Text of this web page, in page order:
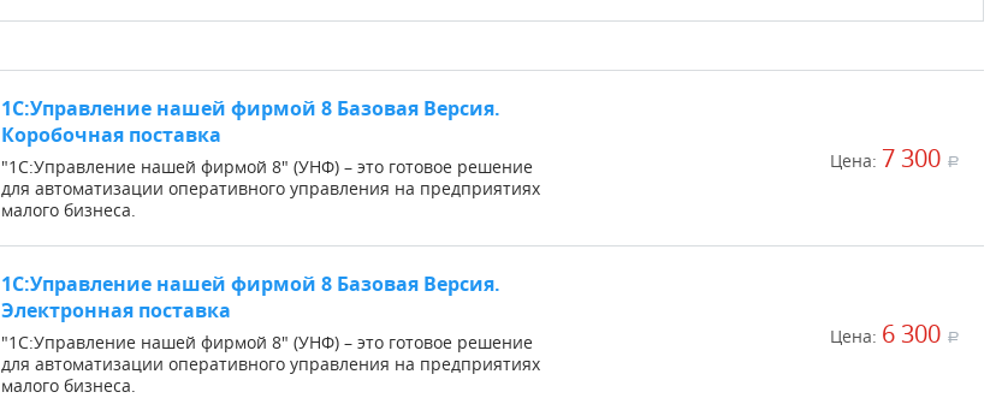
1С:Управление нашей фирмой 8 Базовая Версия.
Коробочная поставка
"1С:Управление нашей фирмой 8" (УНФ) – это готовое решение
для автоматизации оперативного управления на предприятиях
малого бизнеса.
Цена: 7 300 a
1С:Управление нашей фирмой 8 Базовая Версия.
Электронная поставка
"1С:Управление нашей фирмой 8" (УНФ) – это готовое решение
для автоматизации оперативного управления на предприятиях
малого бизнеса.
Цена: 6 300 a